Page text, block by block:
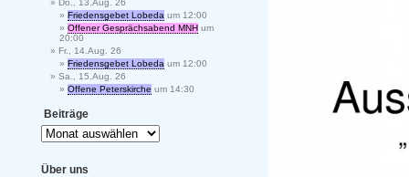
Do., 13.Aug. 26
Friedensgebet Lobeda um 12:00
Offener Gesprächsabend MNH um
20:00
Fr., 14.Aug. 26
Friedensgebet Lobeda um 12:00
Sa., 15.Aug. 26
Offene Peterskirche um 14:30
Beiträge
Über uns